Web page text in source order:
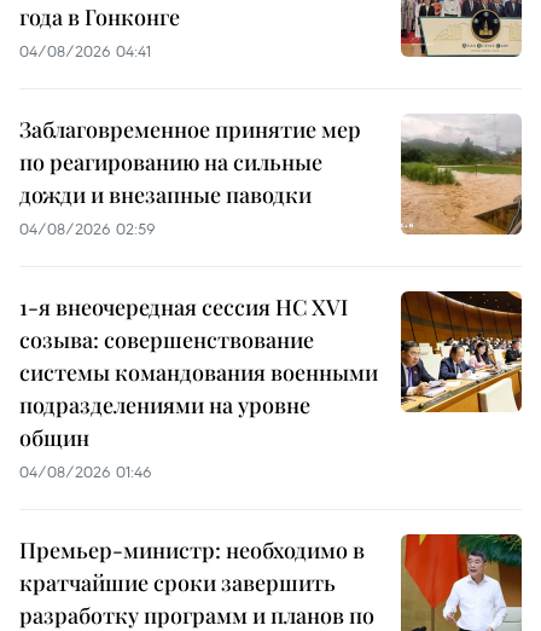
года в Гонконге
04/08/2026 04:41
Заблаговременное принятие мер
по реагированию на сильные
дожди и внезапные паводки
04/08/2026 02:59
1-я внеочередная сессия НС XVI
созыва: совершенствование
системы командования военными
подразделениями на уровне
общин
04/08/2026 01:46
Премьер-министр: необходимо в
кратчайшие сроки завершить
разработку программ и планов по